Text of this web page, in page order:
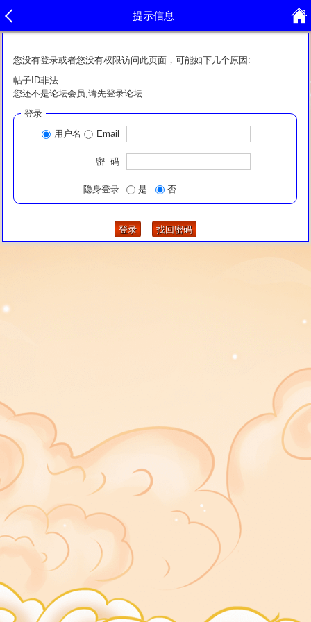
提示信息
您没有登录或者您没有权限访问此页面，可能如下几个原因:
帖子ID非法
您还不是论坛会员,请先登录论坛
登录
用户名
Email
密 码
隐身登录 是 否